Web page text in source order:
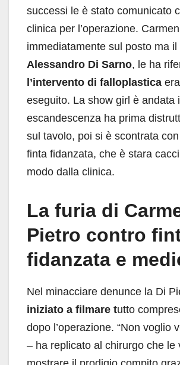
successi le è stato comunicato
clinica per l’operazione.
immediatamente sul posto ma
Alessandro Di Sarno, le ha
l’intervento di falloplastica
eseguito. La show girl è andata
escandescenza ha prima
sul tavolo, poi si è scontrata
finta fidanzata, che è stara
modo dalla clinica.
La furia di
Pietro contro
fidanzata e
Nel minacciare denunce la Di
iniziato a filmare tutto
dopo l’operazione. “Non voglio
– ha replicato al chirurgo che le